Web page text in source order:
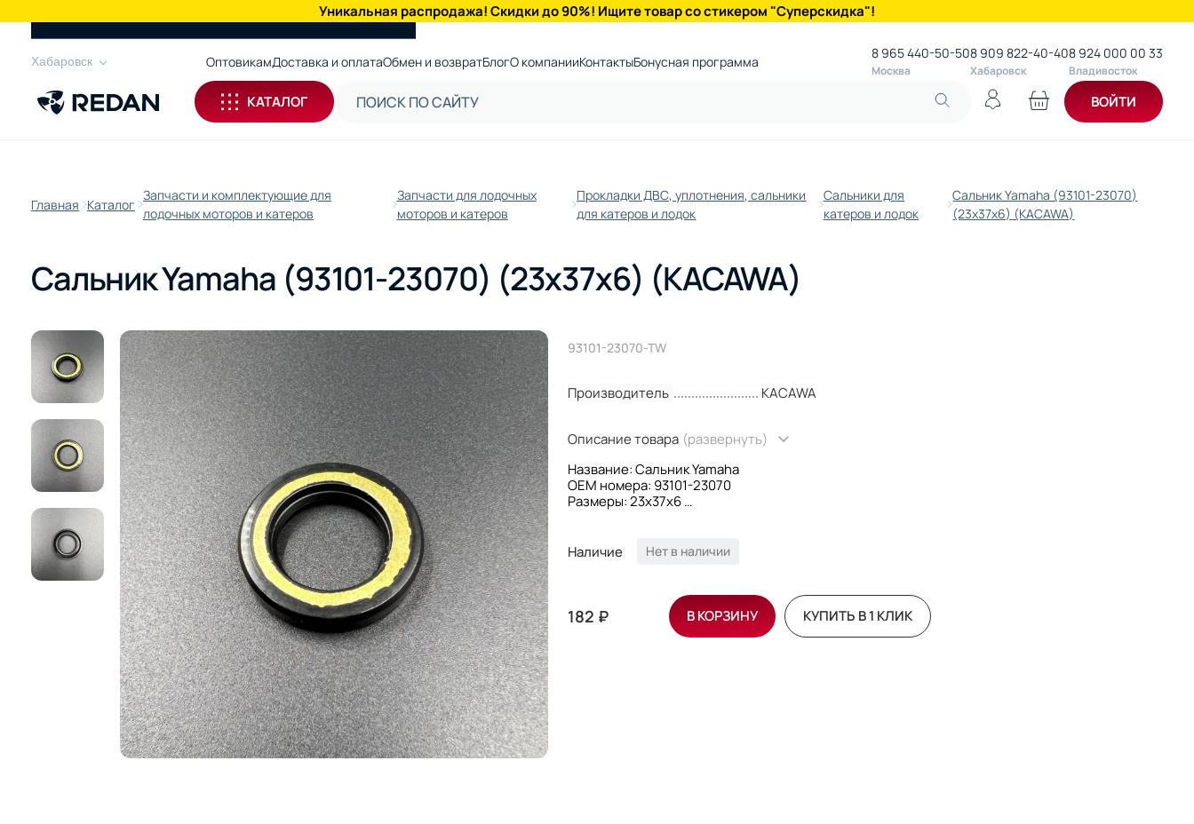
Уникальная распродажа! Скидки до 90%! Ищите товар со стикером "Суперскидка"!
Хабаровск ОптовикамДоставка и оплатаОбмен и возвратБлогО компанииКонтактыБонусная программа 8 965 440-50-50
Москва
8 909 822-40-40
Хабаровск
8 924 000 00 33
Владивосток
КАТАЛОГ ВОЙТИ
Главная Каталог
Запчасти и комплектующие для
лодочных моторов и катеров
Запчасти для лодочных
моторов и катеров
Прокладки ДВС, уплотнения, сальники
для катеров и лодок
Сальники для
катеров и лодок
Сальник Yamaha (93101-23070)
(23x37x6) (KACAWA)
Сальник Yamaha (93101-23070) (23x37x6) (KACAWA)
93101-23070-TW
Производитель KACAWA
Описание товара (развернуть)
Название: Сальник Yamaha
OEM номера: 93101-23070
Размеры: 23x37x6
Наличие
Нет в наличии
182 ₽ В КОРЗИНУ КУПИТЬ В 1 КЛИК